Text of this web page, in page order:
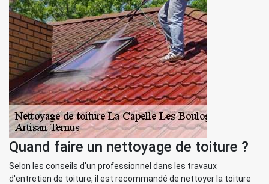
Quand faire un nettoyage de toiture ?
Selon les conseils d'un professionnel dans les travaux
d'entretien de toiture, il est recommandé de nettoyer la toiture